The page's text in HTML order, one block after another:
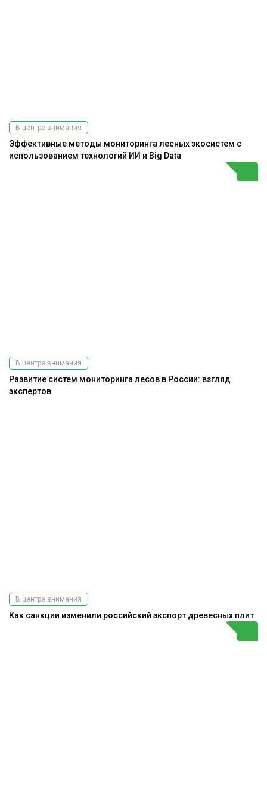
В центре внимания
Эффективные методы мониторинга лесных экосистем с
использованием технологий ИИ и Big Data
В центре внимания
Развитие систем мониторинга лесов в России: взгляд
экспертов
В центре внимания
Как санкции изменили российский экспорт древесных плит